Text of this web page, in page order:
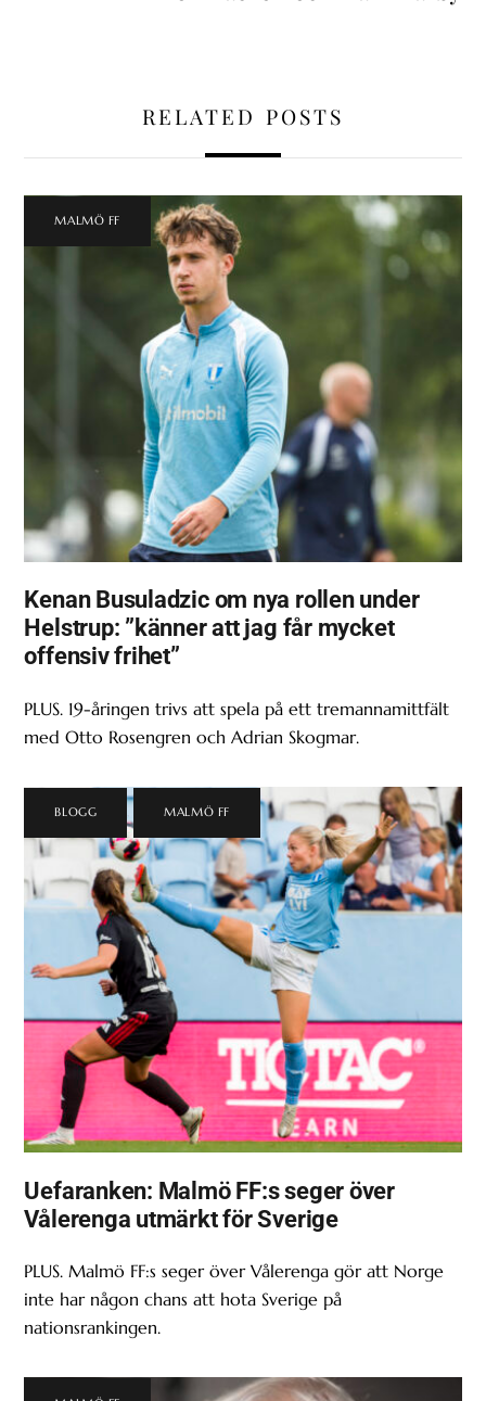
RELATED POSTS
MALMÖ FF
Kenan Busuladzic om nya rollen under
Helstrup: ”känner att jag får mycket
offensiv frihet”
PLUS. 19-åringen trivs att spela på ett tremannamittfält
med Otto Rosengren och Adrian Skogmar.
BLOGG MALMÖ FF
Uefaranken: Malmö FF:s seger över
Vålerenga utmärkt för Sverige
PLUS. Malmö FF:s seger över Vålerenga gör att Norge
inte har någon chans att hota Sverige på
nationsrankingen.